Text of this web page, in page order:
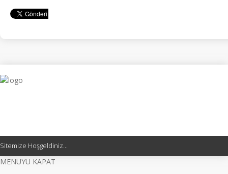
Sitemize Hoşgeldiniz...
MENUYU KAPAT